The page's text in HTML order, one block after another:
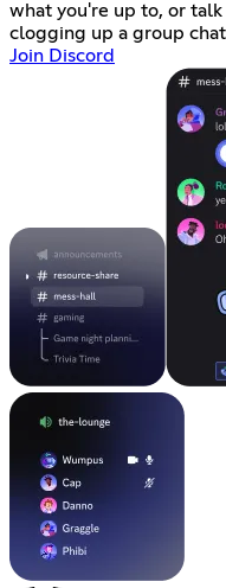
what you're up to, or
clogging up a group
Join Discord